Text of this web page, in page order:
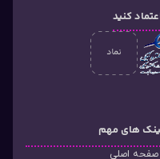
کنید
های مهم
صفحه اصلی